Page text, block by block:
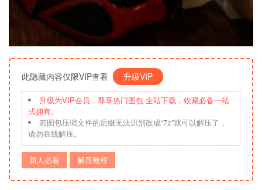
此隐藏内容仅限VIP查看 升级VIP
升级为VIP会员，尊享热门图包 全站下载，收藏必备一站
式拥有。
若图包压缩文件的后缀无法识别改成“7z”就可以解压了，
请勿在线解压。
新人必看 解压教程